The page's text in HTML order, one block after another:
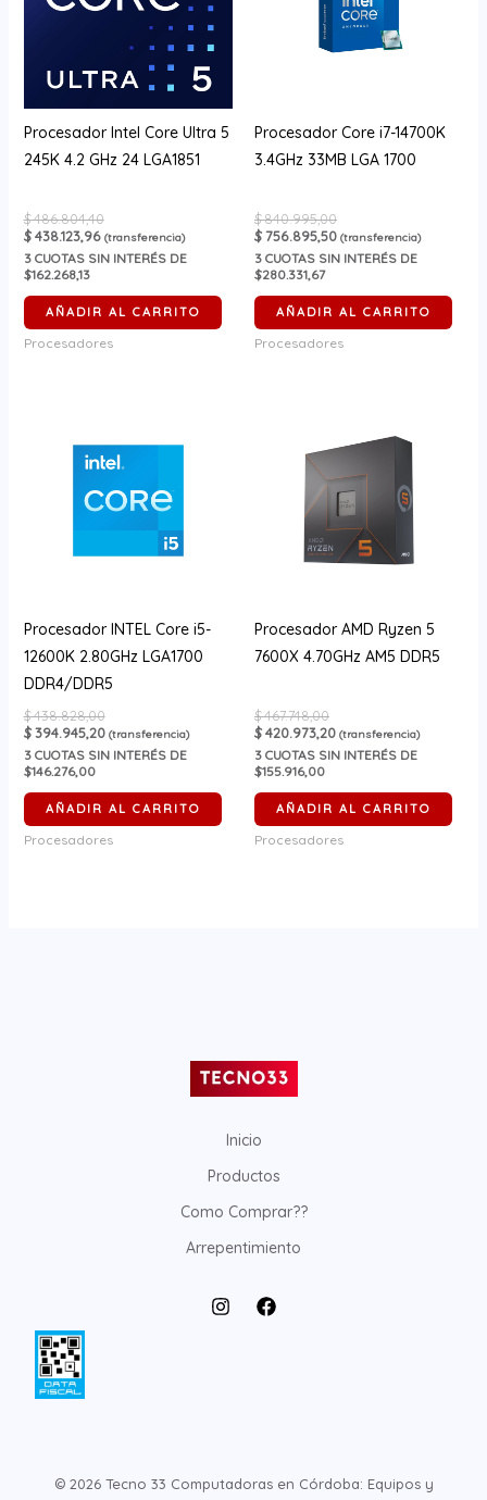
Procesador Intel Core Ultra 5
245K 4.2 GHz 24 LGA1851
$486.804,40
$438.123,96 (transferencia)
3CUOTAS SIN INTERÉS DE
$162.268,13
AÑADIR AL CARRITO
Procesadores
Procesador Core i7-14700K
3.4GHz 33MB LGA 1700
$840.995,00
$ 756.895,50 (transferencia)
3 CUOTAS SIN INTERÉS DE
$280.331,67
AÑADIR AL CARRITO
Procesadores
Procesador INTEL Core i5-
12600K 2.80GHz LGA1700
DDR4/DDR5
$438.828,00
$394.945,20 (transferencia)
3CUOTAS SIN INTERÉS DE
$146.276,00
AÑADIR AL CARRITO
Procesadores
Procesador AMD Ryzen 5
7600X 4.70GHz AM5 DDR5
$467.748,00
$420.973,20 (transferencia)
3 CUOTAS SIN INTERÉS DE
$155.916,00
AÑADIR AL CARRITO
Procesadores
Inicio
Productos
Como Comprar??
Arrepentimiento
© 2026 Tecno 33 Computadoras en Córdoba: Equipos y